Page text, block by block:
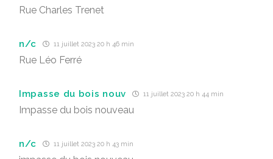
Rue Charles Trenet
n/c 11 juillet 2023 20 h 46 min
Rue Léo Ferré
Impasse du bois nouv 11 juillet 2023 20 h 44 min
Impasse du bois nouveau
n/c 11 juillet 2023 20 h 43 min